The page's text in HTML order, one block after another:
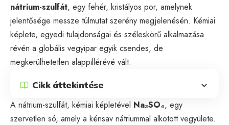
nátrium-szulfát, egy fehér, kristályos por, amelynek
jelentősége messze túlmutat szerény megjelenésén. Kémiai
képlete, egyedi tulajdonságai és széleskörű alkalmazása
révén a globális vegyipar egyik csendes, de
megkerülhetetlen alappillérévé vált.
Cikk áttekintése
A nátrium-szulfát, kémiai képletével Na₂SO₄, egy
szervetlen só, amely a kénsav nátriummal alkotott vegyülete.